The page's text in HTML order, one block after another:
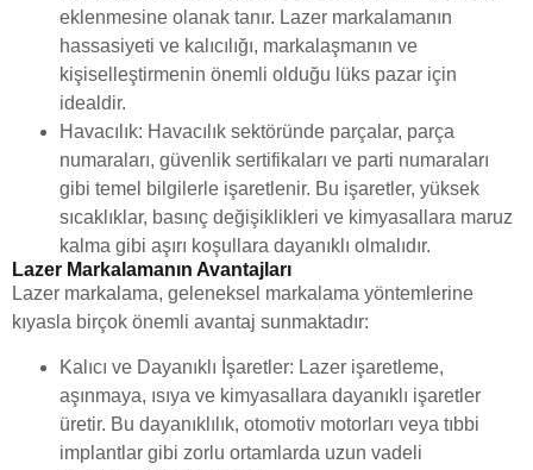
eklenmesine olanak tanır. Lazer markalamanın
hassasiyeti ve kalıcılığı, markalaşmanın ve
kişiselleştirmenin önemli olduğu lüks pazar için
idealdir.
Havacılık: Havacılık sektöründe parçalar, parça
numaraları, güvenlik sertifikaları ve parti numaraları
gibi temel bilgilerle işaretlenir. Bu işaretler, yüksek
sıcaklıklar, basınç değişiklikleri ve kimyasallara maruz
kalma gibi aşırı koşullara dayanıklı olmalıdır.
Lazer Markalamanın Avantajları
Lazer markalama, geleneksel markalama yöntemlerine
kıyasla birçok önemli avantaj sunmaktadır:
Kalıcı ve Dayanıklı İşaretler: Lazer işaretleme,
aşınmaya, ısıya ve kimyasallara dayanıklı işaretler
üretir. Bu dayanıklılık, otomotiv motorları veya tıbbi
implantlar gibi zorlu ortamlarda uzun vadeli